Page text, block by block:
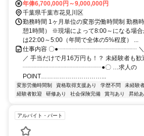
成電鉄千葉線「検見川駅」より徒歩13分 （上記は本社までのアクセ
ス） ★現場は静岡県〜東北地方のエリアです。 ≪Point≫ ●転勤なし
●直行直帰OK ●出張あり
年俸6,700,000円～9,000,000円
千葉県千葉市花見川区
勤務時間 1ヶ月単位の変形労働時間制 勤務
憩1時間） ※現場によって8:00～になる場
は22:00～5:00（年間で全体の5%程度） ...
仕事内容 〇●┈┈┈┈┈┈┈┈┈┈┈┈┈ ＼出
／ 手当だけで月16万円も！？ 未経験者も歓
┈┈┈┈┈┈┈┈┈┈┈┈┈●〇 …求人の
POINT…………………………...
変形労働時間制 資格取得支援あり 学歴不問 未経験
経験者歓迎
研修あり 社会保険完備 賞与あり 昇給あ
アルバイト・パート